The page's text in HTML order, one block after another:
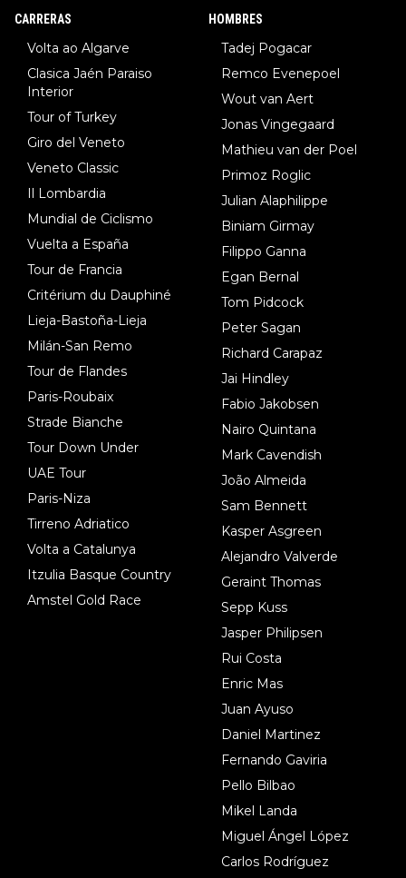
8.Lenny Martinez (Bahrein), 9. Van Belle (Visma), 10. Vacek (Li
CARRERAS
Volta ao Algarve
Clasica Jaén Paraiso
Interior
Tour of Turkey
Giro del Veneto
Veneto Classic
Il Lombardia
Mundial de Ciclismo
Vuelta a España
Tour de Francia
Critérium du Dauphiné
Lieja-Bastoña-Lieja
Milán-San Remo
Tour de Flandes
Paris-Roubaix
Strade Bianche
Tour Down Under
UAE Tour
Paris-Niza
Tirreno Adriatico
Volta a Catalunya
Itzulia Basque Country
Amstel Gold Race
HOMBRES
Tadej Pogacar
Remco Evenepoel
Wout van Aert
Jonas Vingegaard
Mathieu van der Poel
Primoz Roglic
Julian Alaphilippe
Biniam Girmay
Filippo Ganna
Egan Bernal
Tom Pidcock
Peter Sagan
Richard Carapaz
Jai Hindley
Fabio Jakobsen
Nairo Quintana
Mark Cavendish
João Almeida
Sam Bennett
Kasper Asgreen
Alejandro Valverde
Geraint Thomas
Sepp Kuss
Jasper Philipsen
Rui Costa
Enric Mas
Juan Ayuso
Daniel Martinez
Fernando Gaviria
Pello Bilbao
Mikel Landa
Miguel Ángel López
Carlos Rodríguez